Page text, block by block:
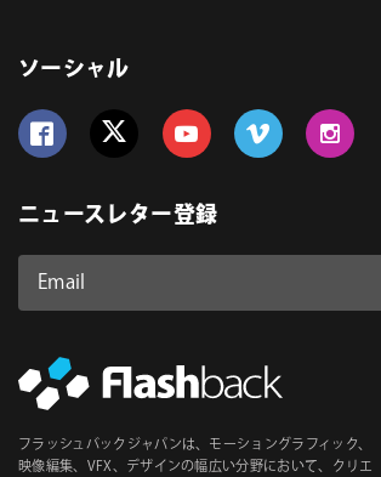
ソーシャル
ニュースレター登録
Email
ス
必
須
フラッシュバックジャパンは、モーショングラフィック、
映像編集、VFX、デザインの幅広い分野において、クリエ